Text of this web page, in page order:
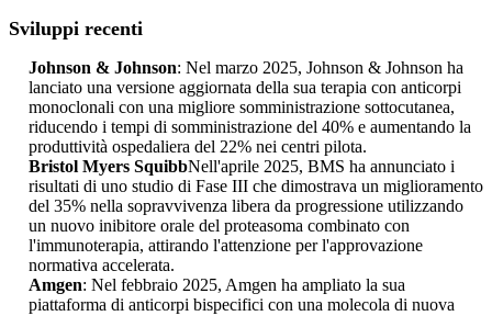
Sviluppi recenti
Johnson & Johnson: Nel marzo 2025, Johnson & Johnson ha
lanciato una versione aggiornata della sua terapia con anticorpi
monoclonali con una migliore somministrazione sottocutanea,
riducendo i tempi di somministrazione del 40% e aumentando la
produttività ospedaliera del 22% nei centri pilota.
Bristol Myers SquibbNell'aprile 2025, BMS ha annunciato i
risultati di uno studio di Fase III che dimostrava un miglioramento
del 35% nella sopravvivenza libera da progressione utilizzando
un nuovo inibitore orale del proteasoma combinato con
l'immunoterapia, attirando l'attenzione per l'approvazione
normativa accelerata.
Amgen: Nel febbraio 2025, Amgen ha ampliato la sua
piattaforma di anticorpi bispecifici con una molecola di nuova